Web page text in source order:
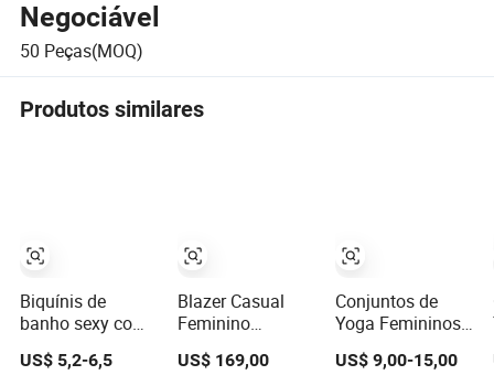
Negociável
50 Peças(MOQ)
Produtos similares
Biquínis de
banho sexy com
design tricotado
para diversão na
US$ 5,2-6,5
Blazer Casual
Feminino
Personalizado -
Ajuste Sob
US$ 169,00
Conjuntos de
Yoga Femininos
Sem Costura:
Ajuste Suave e
US$ 9,00-15,00